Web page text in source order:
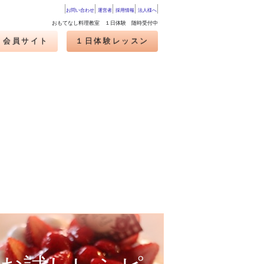
おもてなし料理教室 １日体験 随時受付中
１日体験レッスン
員サイト
お問い合わせ 運営者 採用情報 法人様へ